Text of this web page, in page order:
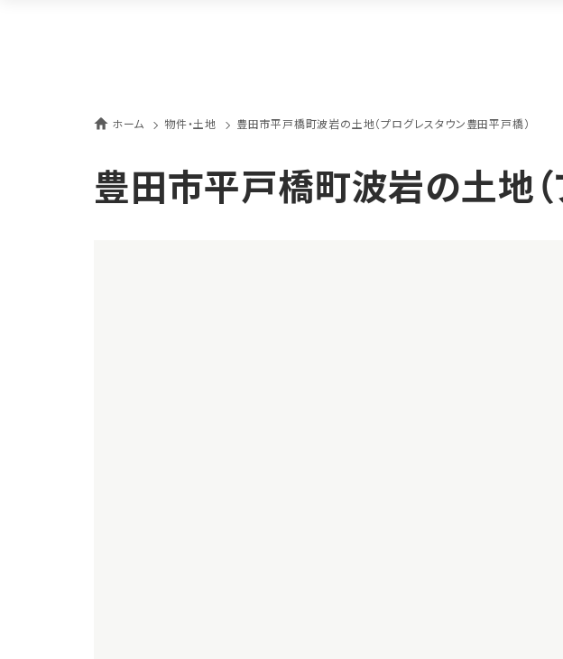
ホーム 物件・土地 豊田市平戸橋町波岩の土地（プログレスタウン豊田平戸橋）
豊田市平戸橋町波岩の土地